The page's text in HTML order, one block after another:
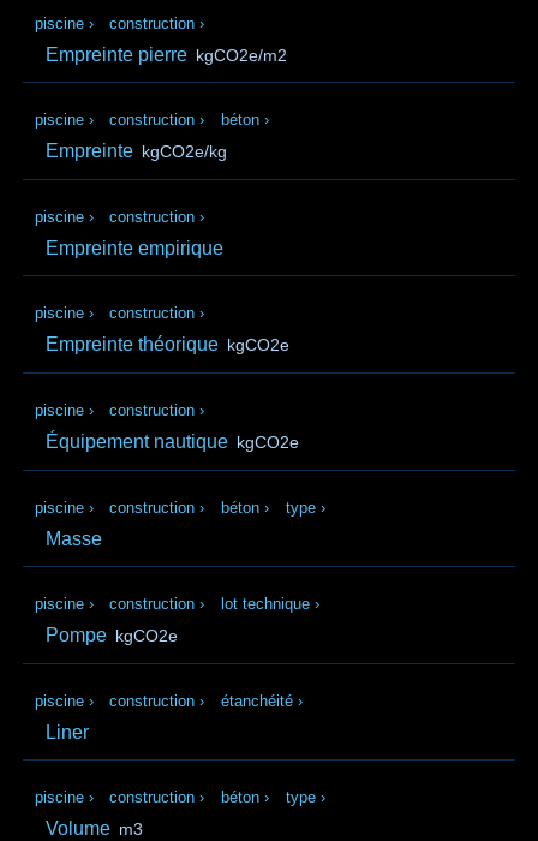
piscine › construction ›
Empreinte pierre kgCO2e/m2
piscine › construction › béton ›
Empreinte kgCO2e/kg
piscine › construction ›
Empreinte empirique
piscine › construction ›
Empreinte théorique kgCO2e
piscine › construction ›
Équipement nautique kgCO2e
piscine › construction › béton › type ›
Masse
piscine › construction › lot technique ›
Pompe kgCO2e
piscine › construction › étanchéité ›
Liner
piscine › construction › béton › type ›
Volume m3